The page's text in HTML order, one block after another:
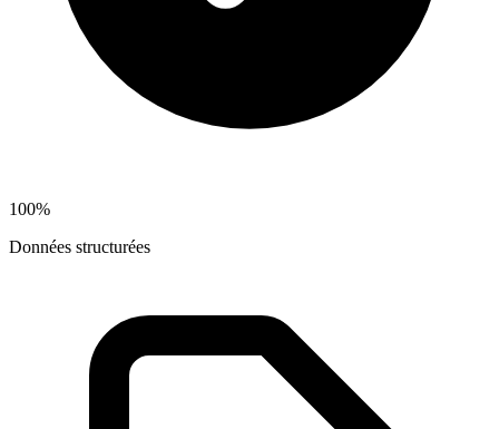
100%
Données structurées